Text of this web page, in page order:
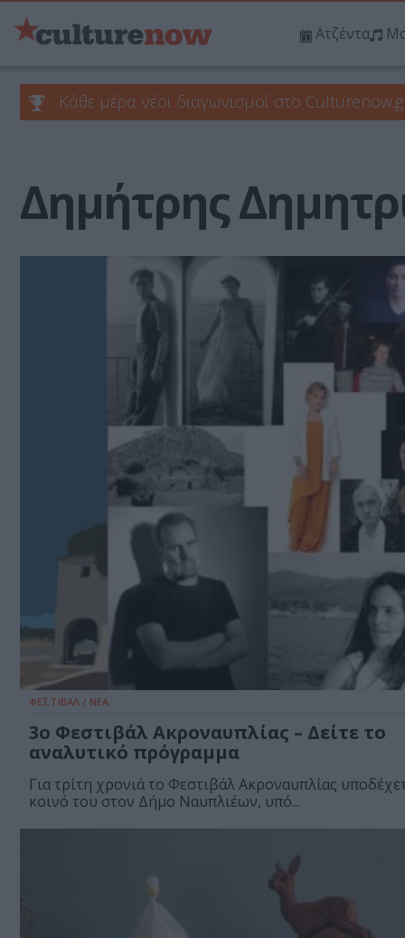
Ατζέντα
Κάθε μέρα νέοι διαγωνισμοί στο
Δημήτρης
ΦΕΣΤΙΒΑΛ / ΝΕΑ
3ο Φεστιβάλ Ακροναυπλίας – Δείτε το
αναλυτικό πρόγραμμα
Για τρίτη χρονιά το Φεστιβάλ Ακροναυπλίας
κοινό του στον Δήμο Ναυπλιέων, υπό...